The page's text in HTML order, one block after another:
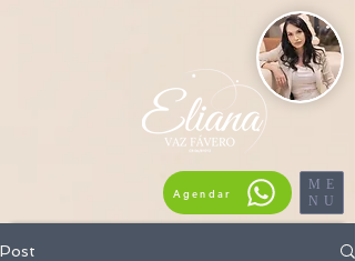
ME
NU
Agendar
Post